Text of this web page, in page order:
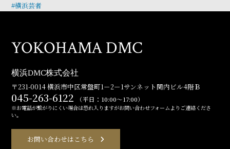
#横浜芸者
YOKOHAMA DMC
横浜DMC株式会社
〒231-0014 横浜市中区常盤町1－2－1サンネット関内ビル4階Ｂ
045-263-6122 （平日：10:00～17:00）
※お電話が繋がりにくい場合は恐れ入りますがお問い合わせフォームよりご連絡くださ
い。
お問い合わせはこちら